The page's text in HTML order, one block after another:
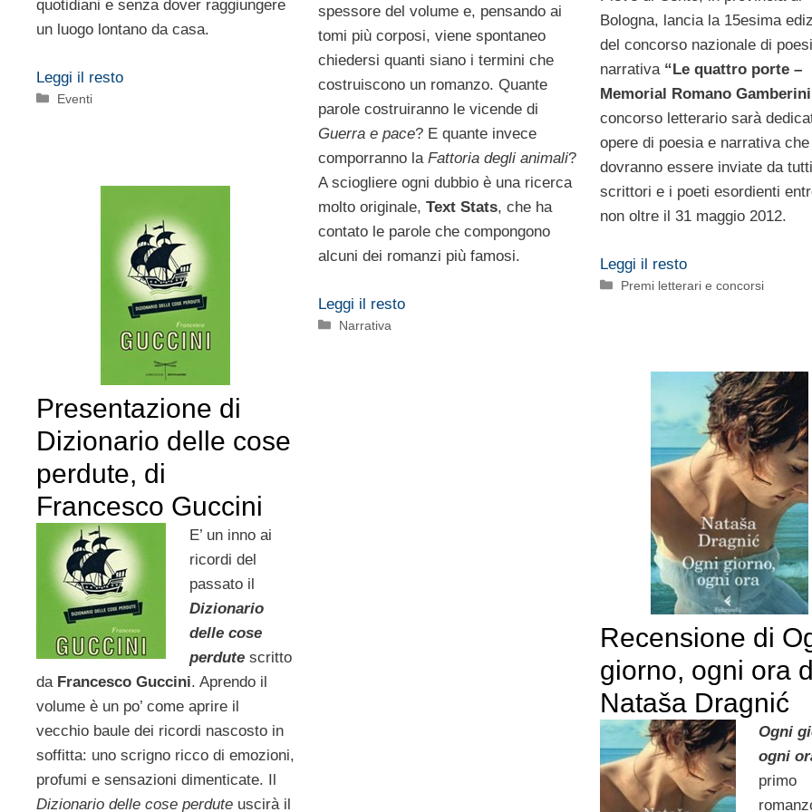
quotidiani e senza dover raggiungere
un luogo lontano da casa.
Leggi il resto
Categorie
Eventi
spessore del volume e, pensando ai
tomi più corposi, viene spontaneo
chiedersi quanti siano i termini che
costruiscono un romanzo. Quante
parole costruiranno le vicende di
Guerra e pace? E quante invece
comporranno la Fattoria degli animali?
A sciogliere ogni dubbio è una ricerca
molto originale, Text Stats, che ha
contato le parole che compongono
alcuni dei romanzi più famosi.
Leggi il resto
Categorie
Narrativa
Bologna, lancia la 15esima
del concorso nazionale di
narrativa “Le quattro porte –
Memorial Romano
concorso letterario sarà
opere di poesia e narrativa che
dovranno essere inviate da
scrittori e i poeti esordienti
non oltre il 31 maggio 2012.
Leggi il resto
Categorie
Premi letterari e concorsi
Presentazione di
Dizionario delle cose
perdute, di
Francesco Guccini
E’ un inno ai
ricordi del
passato il
Dizionario
delle cose
perdute scritto
da Francesco Guccini. Aprendo il
volume è un po’ come aprire il
vecchio baule dei ricordi nascosto in
soffitta: uno scrigno ricco di emozioni,
profumi e sensazioni dimenticate. Il
Dizionario delle cose perdute uscirà il
Recensione di
giorno, ogni ora
Nataša Dragnić
Ogni
ogni
primo